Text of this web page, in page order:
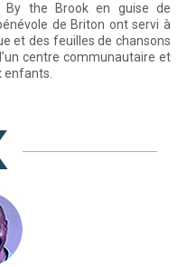
the Brook en guise de
de Briton ont servi à
et des feuilles de chansons
centre communautaire et
enfants.